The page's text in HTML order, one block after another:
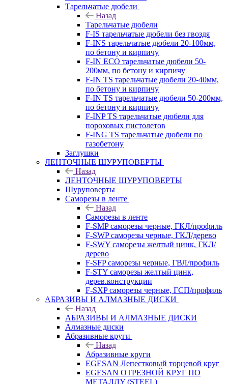
Тарельчатые дюбели
Назад
Тарельчатые дюбели
F-IS тарельчатые дюбели без гвоздя
F-INS тарельчатые дюбели 20-100мм,
по бетону и кирпичу
F-IN ECO тарельчатые дюбели 50-
200мм, по бетону и кирпичу
F-IN TS тарельчатые дюбели 20-40мм,
по бетону и кирпичу
F-IN TS тарельчатые дюбели 50-200мм,
по бетону и кирпичу
F-INP TS тарельчатые дюбели для
пороховых пистолетов
F-ING TS тарельчатые дюбели по
газобетону
Заглушки
ЛЕНТОЧНЫЕ ШУРУПОВЕРТЫ
Назад
ЛЕНТОЧНЫЕ ШУРУПОВЕРТЫ
Шуруповерты
Саморезы в ленте
Назад
Саморезы в ленте
F-SMP саморезы черные, ГКЛ/профиль
F-SWP саморезы черные, ГКЛ/дерево
F-SWY саморезы желтый цинк, ГКЛ/
дерево
F-SFP саморезы черные, ГВЛ/профиль
F-STY саморезы желтый цинк,
дерев.конструкции
F-SXP саморезы черные, ГСП/профиль
АБРАЗИВЫ И АЛМАЗНЫЕ ДИСКИ
Назад
АБРАЗИВЫ И АЛМАЗНЫЕ ДИСКИ
Алмазные диски
Абразивные круги
Назад
Абразивные круги
EGESAN Лепестковый торцевой круг
EGESAN ОТРЕЗНОЙ КРУГ ПО
МЕТАЛЛУ (STEEL)